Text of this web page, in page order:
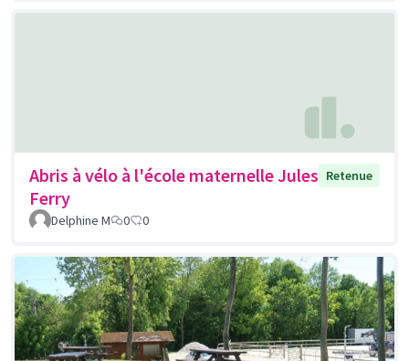
Abris à vélo à l'école maternelle Jules
Ferry
Retenue
Delphine M 0 0